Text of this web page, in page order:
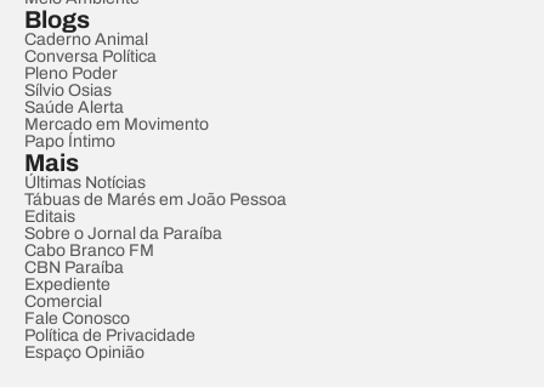
Blogs
Caderno Animal
Conversa Política
Pleno Poder
Sílvio Osias
Saúde Alerta
Mercado em Movimento
Papo Íntimo
Mais
Últimas Notícias
Tábuas de Marés em João Pessoa
Editais
Sobre o Jornal da Paraíba
Cabo Branco FM
CBN Paraíba
Expediente
Comercial
Fale Conosco
Política de Privacidade
Espaço Opinião